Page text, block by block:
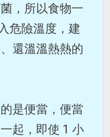
，所以食物一
危險溫度，建
還溫溫熱熱的
是便當，便當
起，即使 1 小